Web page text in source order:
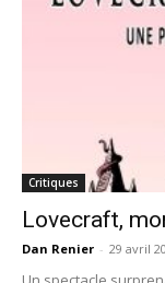
Critiques
Lovecraft,
Dan Renier - 29 avril